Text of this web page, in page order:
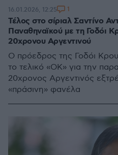
Τέλος στο σίριαλ Σαντίνο
Παναθηναϊκού με τη Γοδόι
20χρονου Αργεντινού
Ο πρόεδρος της Γοδόι
το τελικό «ΟΚ» για την
20χρονος Αργεντινός
«πράσινη» φανέλα
16.01.2026, 12:25 1